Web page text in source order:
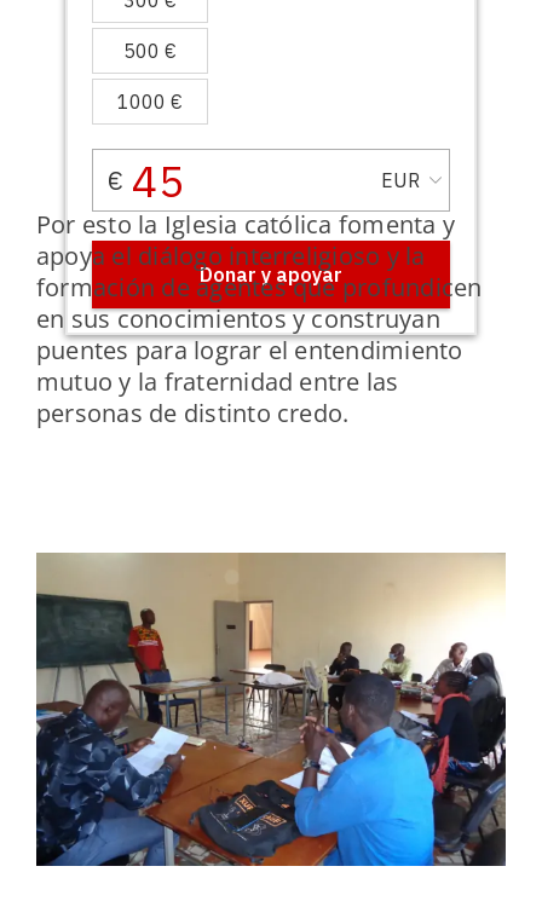
Por esto la Iglesia católica fomenta y
apoya el diálogo interreligioso y la
formación de agentes que profundicen
en sus conocimientos y construyan
puentes para lograr el entendimiento
mutuo y la fraternidad entre las
personas de distinto credo.